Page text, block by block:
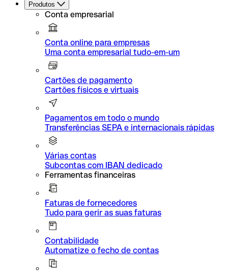
Produtos
Conta empresarial
Conta online para empresas
Uma conta empresarial tudo-em-um
Cartões de pagamento
Cartões físicos e virtuais
Pagamentos em todo o mundo
Transferências SEPA e internacionais rápidas
Várias contas
Subcontas com IBAN dedicado
Ferramentas financeiras
Faturas de fornecedores
Tudo para gerir as suas faturas
Contabilidade
Automatize o fecho de contas